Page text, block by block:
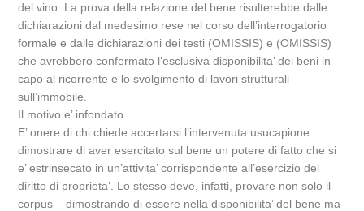
del vino. La prova della relazione del bene risulterebbe dalle
dichiarazioni dal medesimo rese nel corso dell’interrogatorio
formale e dalle dichiarazioni dei testi (OMISSIS) e (OMISSIS)
che avrebbero confermato l’esclusiva disponibilita’ dei beni in
capo al ricorrente e lo svolgimento di lavori strutturali
sull’immobile.
Il motivo e’ infondato.
E’ onere di chi chiede accertarsi l’intervenuta usucapione
dimostrare di aver esercitato sul bene un potere di fatto che si
e’ estrinsecato in un’attivita’ corrispondente all’esercizio del
diritto di proprieta’. Lo stesso deve, infatti, provare non solo il
corpus – dimostrando di essere nella disponibilita’ del bene ma